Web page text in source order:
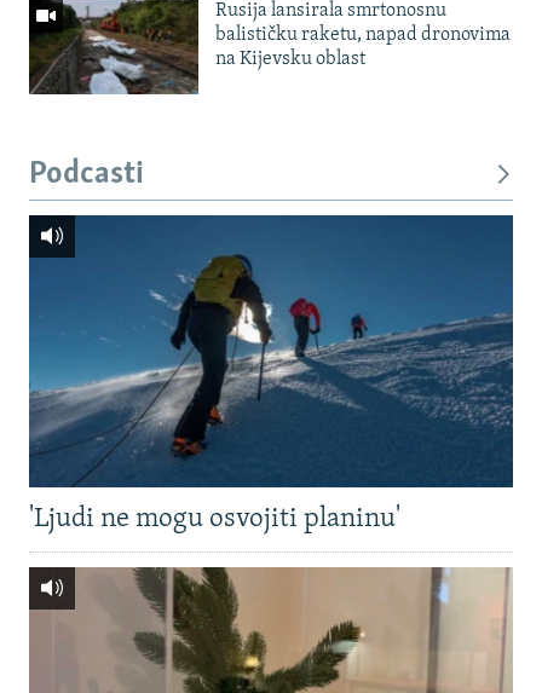
Rusija lansirala smrtonosnu
balističku raketu, napad dronovima
na Kijevsku oblast
Podcasti
'Ljudi ne mogu osvojiti planinu'